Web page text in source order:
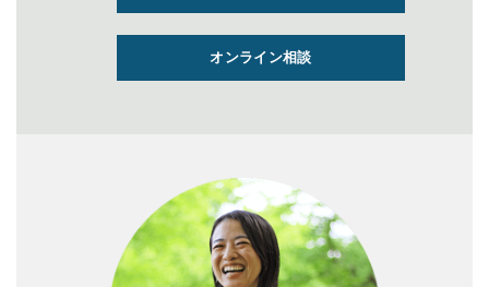
オンライン相談